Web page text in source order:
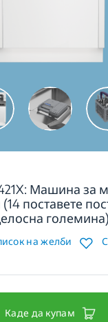
Машина за
поставете
големина)
на желби
Каде да купам